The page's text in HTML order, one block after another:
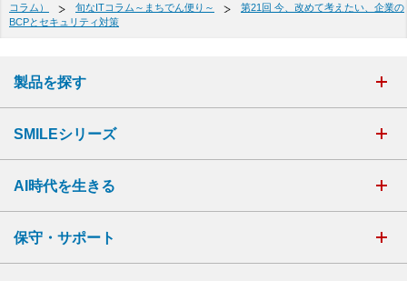
コラム）
旬なITコラム～まちでん便り～
第21回 今、改めて考えたい、企業の
BCPとセキュリティ対策
製品を探す
SMILEシリーズ
AI時代を生きる
保守・サポート